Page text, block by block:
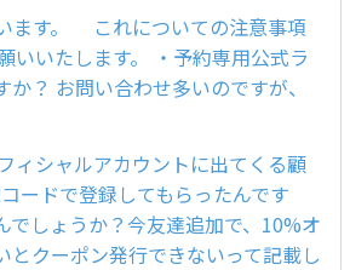
ます。 これについての注意事項
いたします。 ・予約専用公式ラ
？ お問い合わせ多いのですが、
ィシャルアカウントに出てくる顧
ードで登録してもらったんです
しょうか？今友達追加で、10%オ
クーポン発行できないって記載し